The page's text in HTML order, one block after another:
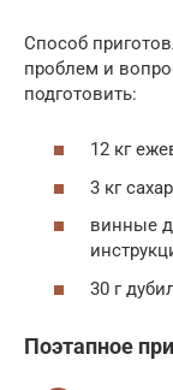
Способ
проблем и
подготовить:
12 кг
3 кг
винные
30 г
Поэтапное